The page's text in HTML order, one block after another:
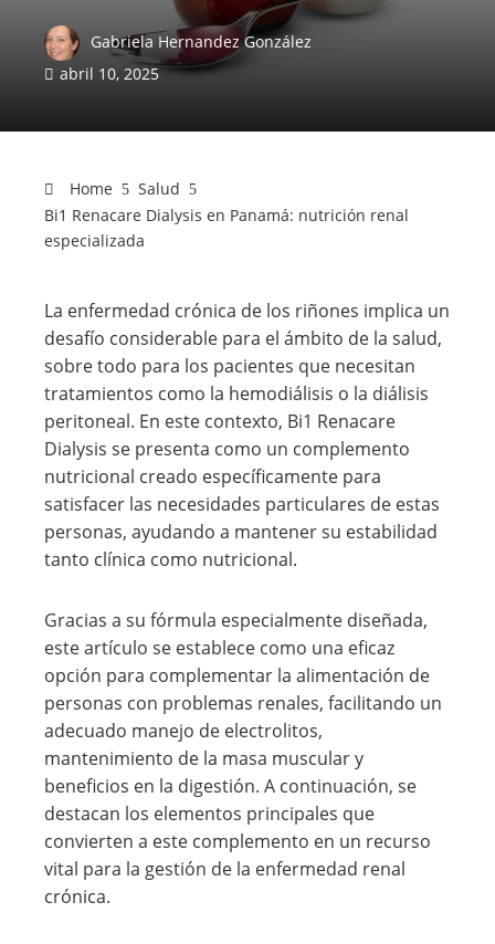
Gabriela Hernandez González
abril 10, 2025
Home
Salud
Bi1 Renacare Dialysis en Panamá: nutrición renal
especializada
La enfermedad crónica de los riñones implica un
desafío considerable para el ámbito de la salud,
sobre todo para los pacientes que necesitan
tratamientos como la hemodiálisis o la diálisis
peritoneal. En este contexto, Bi1 Renacare
Dialysis se presenta como un complemento
nutricional creado específicamente para
satisfacer las necesidades particulares de estas
personas, ayudando a mantener su estabilidad
tanto clínica como nutricional.
Gracias a su fórmula especialmente diseñada,
este artículo se establece como una eficaz
opción para complementar la alimentación de
personas con problemas renales, facilitando un
adecuado manejo de electrolitos,
mantenimiento de la masa muscular y
beneficios en la digestión. A continuación, se
destacan los elementos principales que
convierten a este complemento en un recurso
vital para la gestión de la enfermedad renal
crónica.